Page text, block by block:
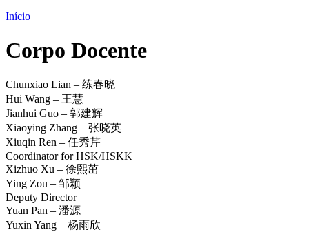
Início
Corpo Docente
Chunxiao Lian – 练春晓
Hui Wang – 王慧
Jianhui Guo – 郭建辉
Xiaoying Zhang – 张晓英
Xiuqin Ren – 任秀芹
Coordinator for HSK/HSKK
Xizhuo Xu – 徐熙茁
Ying Zou – 邹颖
Deputy Director
Yuan Pan – 潘源
Yuxin Yang – 杨雨欣